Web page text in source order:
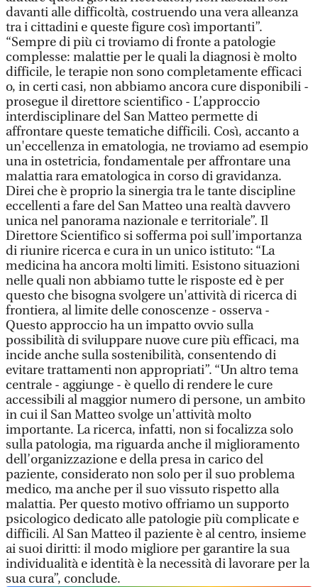
davanti alle difficoltà, costruendo una vera alleanza
tra i cittadini e queste figure così importanti”.
“Sempre di più ci troviamo di fronte a patologie
complesse: malattie per le quali la diagnosi è molto
difficile, le terapie non sono completamente efficaci
o, in certi casi, non abbiamo ancora cure disponibili -
prosegue il direttore scientifico - L’approccio
interdisciplinare del San Matteo permette di
affrontare queste tematiche difficili. Così, accanto a
un'eccellenza in ematologia, ne troviamo ad esempio
una in ostetricia, fondamentale per affrontare una
malattia rara ematologica in corso di gravidanza.
Direi che è proprio la sinergia tra le tante discipline
eccellenti a fare del San Matteo una realtà davvero
unica nel panorama nazionale e territoriale”. Il
Direttore Scientifico si sofferma poi sull’importanza
di riunire ricerca e cura in un unico istituto: “La
medicina ha ancora molti limiti. Esistono situazioni
nelle quali non abbiamo tutte le risposte ed è per
questo che bisogna svolgere un'attività di ricerca di
frontiera, al limite delle conoscenze - osserva -
Questo approccio ha un impatto ovvio sulla
possibilità di sviluppare nuove cure più efficaci, ma
incide anche sulla sostenibilità, consentendo di
evitare trattamenti non appropriati”. “Un altro tema
centrale - aggiunge - è quello di rendere le cure
accessibili al maggior numero di persone, un ambito
in cui il San Matteo svolge un'attività molto
importante. La ricerca, infatti, non si focalizza solo
sulla patologia, ma riguarda anche il miglioramento
dell’organizzazione e della presa in carico del
paziente, considerato non solo per il suo problema
medico, ma anche per il suo vissuto rispetto alla
malattia. Per questo motivo offriamo un supporto
psicologico dedicato alle patologie più complicate e
difficili. Al San Matteo il paziente è al centro, insieme
ai suoi diritti: il modo migliore per garantire la sua
individualità e identità è la necessità di lavorare per la
sua cura”, conclude.